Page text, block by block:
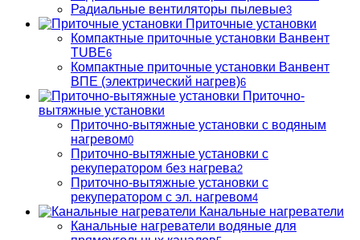
Радиальные вентиляторы пылевые3
Приточные установки
Компактные приточные установки Ванвент
TUBE6
Компактные приточные установки Ванвент
ВПЕ (электрический нагрев)6
Приточно-
вытяжные установки
Приточно-вытяжные установки с водяным
нагревом0
Приточно-вытяжные установки с
рекуператором без нагрева2
Приточно-вытяжные установки с
рекуператором с эл. нагревом4
Канальные нагреватели
Канальные нагреватели водяные для